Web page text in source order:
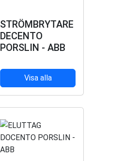
STRÖMBRYTARE
DECENTO
PORSLIN - ABB
Visa alla